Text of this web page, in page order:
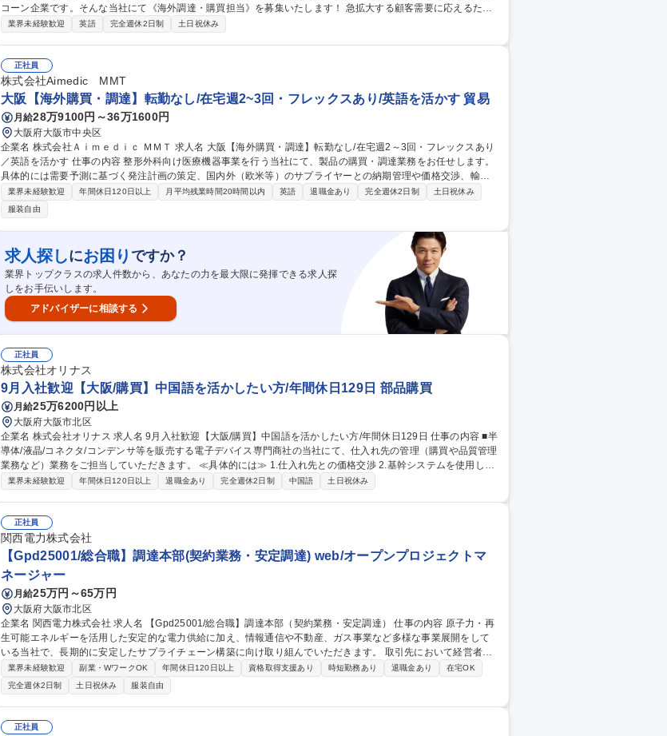
コーン企業です。そんな当社にて《海外調達・購買担当》を募集いたします！ 急拡大する顧客需要に応えるた
め、各種自社製品の海外調達や購買戦略の策定、委託先選定、国内外の輸送手配などサプライチェーンの最適化
【東京/海外調達・購買担当】SDGs/新素材LIMEX/ユニコーン企業
業界未経験歓迎 英語 完全週休2日制 土日祝休み
正社員
株式会社Aimedic MMT
大阪【海外購買・調達】転勤なし/在宅週2~3回・フレックスあり/英語を活かす 貿易
月給28万9100円～36万1600円
大阪府大阪市中央区
企業名 株式会社Ａｉｍｅｄｉｃ ＭＭＴ 求人名 大阪【海外購買・調達】転勤なし/在宅週2～3回・フレックスあり
／英語を活かす 仕事の内容 整形外科向け医療機器事業を行う当社にて、製品の購買・調達業務をお任せします。
具体的には需要予測に基づく発注計画の策定、国内外（欧米等）のサプライヤーとの納期管理や価格交渉、輸出
入関連業務です。 ■Excelを用いたデータ分析による需要予測、適正在庫管理、発注手配 ■国内および欧米（欧
州・米国）の製造委託先との納期管理・調整 ■新規委託先の探索、見積取得、価格・契約交渉 ■海外サプライヤー
とのメール・電話・Web会議での英語対応、輸出入実務 【将来の期待】 ■将来的には年1～2回程度の国内外出張
も含め、購買部門のコアとして活躍を期待しております。 募集職種 大阪【海外購買・調達】転勤なし/在宅週2～3
回・フレックスあり／英語を活かす
業界未経験歓迎 年間休日120日以上 月平均残業時間20時間以内 英語 退職金あり 完全週休2日制
土日祝休み
服装自由
求人探しにお困り ですか？
業界トップクラスの求人件数から、あなたの力を最大限に発揮できる求人探
しをお手伝いします。
アドバイザーに相談する
正社員
株式会社オリナス
9月入社歓迎【大阪/購買】中国語を活かしたい方/年間休日129日 部品購買
月給25万6200円以上
大阪府大阪市北区
企業名 株式会社オリナス 求人名 9月入社歓迎【大阪/購買】中国語を活かしたい方/年間休日129日 仕事の内容 ■半
導体/液晶/コネクタ/コンデンサ等を販売する電子デバイス専門商社の当社にて、仕入れ先の管理（購買や品質管理
業務など）業務をご担当していただきます。 ≪具体的には≫ 1.仕入れ先との価格交渉 2.基幹システムを使用した
発注業務、納期確認・納期交渉 3.不具合対応 4.仕入先からの各種案内の実績確認、社内展開 【出張】国内・海外:
業界未経験歓迎 年間休日120日以上 退職金あり 完全週休2日制 中国語 土日祝休み
正社員
関西電力株式会社
【Gpd25001/総合職】調達本部(契約業務・安定調達) web/オープンプロジェクトマ
ネージャー
月給25万円～65万円
大阪府大阪市北区
企業名 関西電力株式会社 求人名 【Gpd25001/総合職】調達本部（契約業務・安定調達） 仕事の内容 原子力・再
生可能エネルギーを活用した安定的な電力供給に加え、情報通信や不動産、ガス事業など多様な事業展開をして
いる当社で、長期的に安定したサプライチェーン構築に向け取り組んでいただきます。 取引先において経営者の
後継や職人等の人材不足、脆弱な経営基盤であるなど、サプライチェーン上の課題について、社内外連携の関係
箇所と連携し下記業務に携わっていただきます。 ・取引先との関係構築、リスク管理 ・安定調達に向けた課題解
決 ・原価低減による競争力確保 募集職種 【Gpd25001/総合職】調達本部（契約業務・安定調達）
業界未経験歓迎 副業・WワークOK 年間休日120日以上 資格取得支援あり 時短勤務あり 退職金あり
在宅OK
完全週休2日制
土日祝休み 服装自由
正社員